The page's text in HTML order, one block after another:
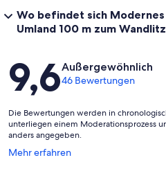
Wo befindet sich
Umland 100 m zum
Bewertungen
9,6Außergewöhnlich
46 Bewertungen
Die Bewertungen werden in
unterliegen einem Moderationsprozess
anders angegeben.
Mehr erfahren
Wird